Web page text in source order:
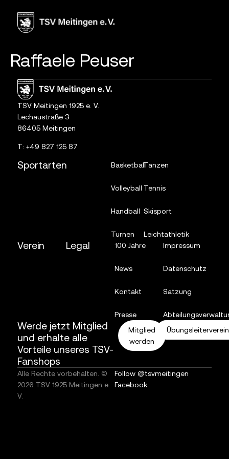
springen
Raffaele Peuser
TSV Meitingen 1925 e. V.
Lechaustraße 3
86405 Meitingen
T: +49 827 125 87
Sportarten Basketball
Volleyball
Handball
Turnen
Tanzen
Tennis
Skisport
Leichtathletik
Verein Legal 100 Jahre
News
Kontakt
Presse
Impressum
Datenschutz
Satzung
Werde jetzt Mitglied
und erhalte alle
Vorteile unseres TSV-
Fanshops
Mitglied
werden
Alle Rechte vorbehalten. ©
2026 TSV 1925 Meitingen e.
V.
Follow @tsvmeitingen
Facebook